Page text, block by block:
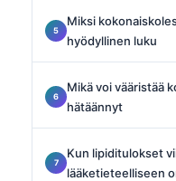
Miksi
hyödyllinen luku
Mikä voi vääristää
hätäännyt
Kun lipiditulokset
lääketieteelliseen